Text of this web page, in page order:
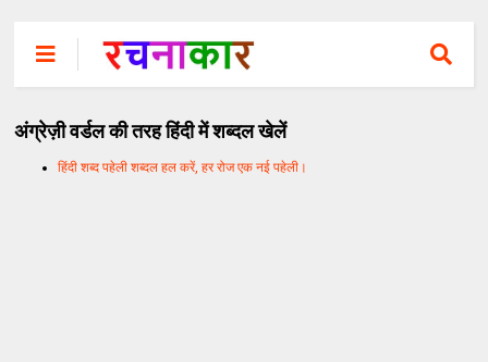
अंग्रेज़ी वर्डल की तरह हिंदी में शब्दल खेलें
हिंदी शब्द पहेली शब्दल हल करें, हर रोज एक नई पहेली।